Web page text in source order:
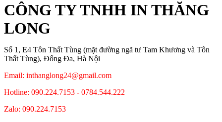
CÔNG TY TNHH IN THĂNG
LONG
Số 1, E4 Tôn Thất Tùng (mặt đường ngã tư Tam Khương và Tôn
Thất Tùng), Đống Đa, Hà Nội
Email: inthanglong24@gmail.com
Hotline: 090.224.7153 - 0784.544.222
Zalo: 090.224.7153